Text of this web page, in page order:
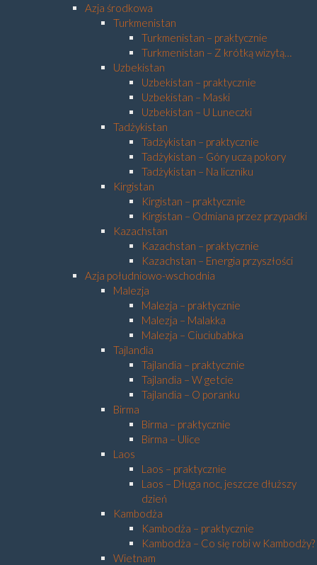
Azja środkowa
Turkmenistan
Turkmenistan – praktycznie
Turkmenistan – Z krótką wizytą…
Uzbekistan
Uzbekistan – praktycznie
Uzbekistan – Maski
Uzbekistan – U Luneczki
Tadżykistan
Tadżykistan – praktycznie
Tadżykistan – Góry uczą pokory
Tadżykistan – Na liczniku
Kirgistan
Kirgistan – praktycznie
Kirgistan – Odmiana przez przypadki
Kazachstan
Kazachstan – praktycznie
Kazachstan – Energia przyszłości
Azja południowo-wschodnia
Malezja
Malezja – praktycznie
Malezja – Malakka
Malezja – Ciuciubabka
Tajlandia
Tajlandia – praktycznie
Tajlandia – W getcie
Tajlandia – O poranku
Birma
Birma – praktycznie
Birma – Ulice
Laos
Laos – praktycznie
Laos – Długa noc, jeszcze dłuższy
dzień
Kambodża
Kambodża – praktycznie
Kambodża – Co się robi w Kambodży?
Wietnam